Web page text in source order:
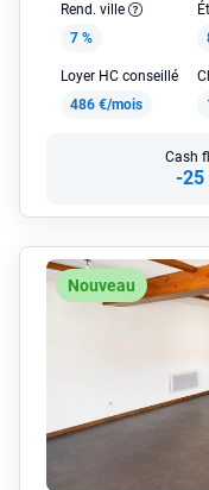
Rend. ville
7 %
Loyer HC conseillé
486 €/mois
Cash
-25
Nouveau